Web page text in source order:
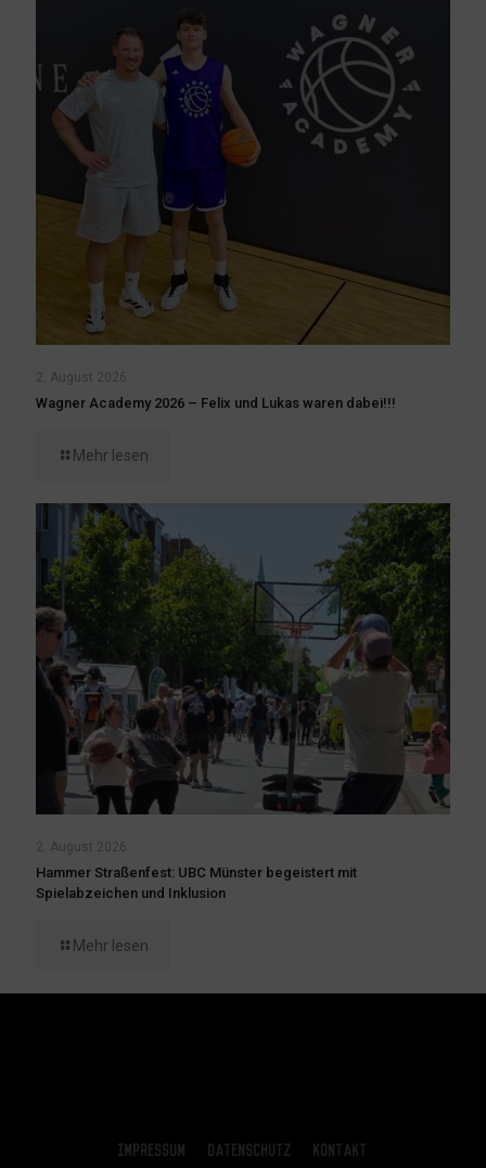
2. August 2026
Wagner Academy 2026 – Felix und Lukas waren dabei!!!
Mehr lesen
2. August 2026
Hammer Straßenfest: UBC Münster begeistert mit
Spielabzeichen und Inklusion
Mehr lesen
Impressum Datenschutz Kontakt